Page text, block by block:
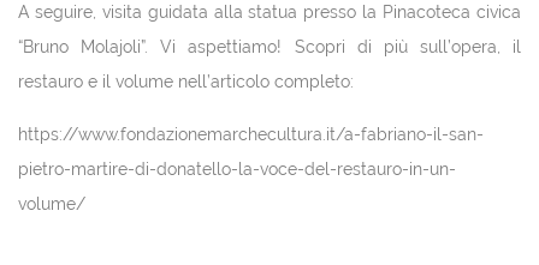
A seguire, visita guidata alla statua presso la Pinacoteca civica
“Bruno Molajoli”. Vi aspettiamo! Scopri di più sull’opera, il
restauro e il volume nell’articolo completo:
https://www.fondazionemarchecultura.it/a-fabriano-il-san-
pietro-martire-di-donatello-la-voce-del-restauro-in-un-
volume/